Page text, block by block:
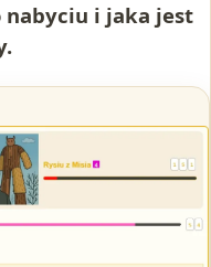
i jaka jest